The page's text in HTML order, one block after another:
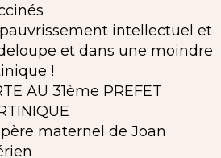
intellectuel et
et dans une moindre
!
AU 31ème PREFET
maternel de Joan